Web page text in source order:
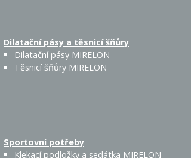
Dilatační pásy a těsnicí šňůry
Dilatační pásy MIRELON
Těsnicí šňůry MIRELON
Sportovní potřeby
Klekací podložky a sedátka MIRELON